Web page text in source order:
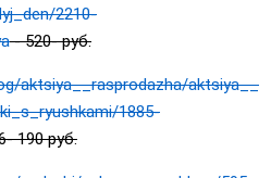
2210-
- 520- руб.
aktsiya__rasprodazha/aktsiya__
1885-
190 руб.